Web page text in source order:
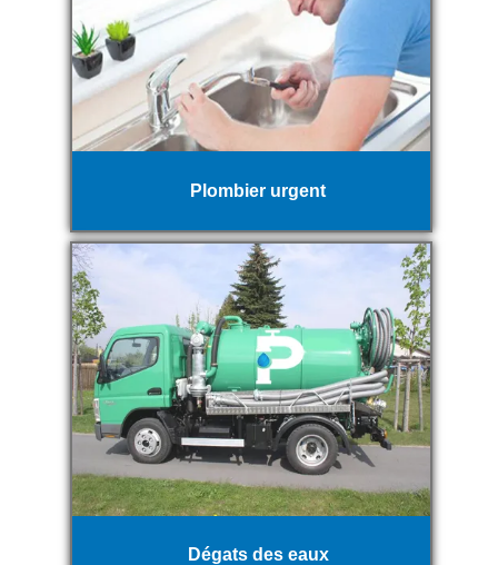
Plombier urgent
Dégats des eaux